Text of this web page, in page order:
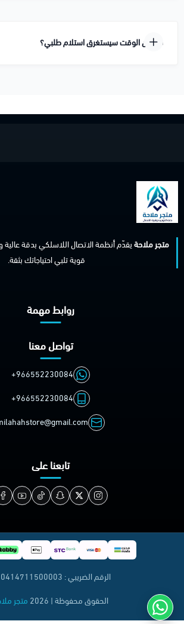
كم من الوقت سيستغرق استلام طلبي؟
متجر ملاحةيقدّم أنظمة الاتصال اللاسلكي بدقة عالية
قوية تلبي احتياجاتك بثقة.
روابط مهمة
تواصل معنا
+966552230084
+966552230084
تابعنا على
الحقوق محفوظة | 2026 متجر
الرقم الضريبي : 310414711500003